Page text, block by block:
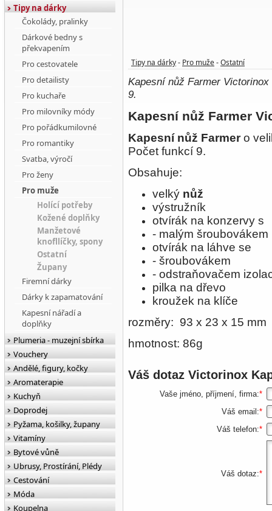
Tipy na dárky - Pro muže - Ostatní
Kapesní nůž Farmer
9.
Kapesní nůž Farmer
Kapesní nůž Farmero
Počet funkcí 9.
Obsahuje:
velký nůž
výstružník
otvírák na konzervy s
- malým šroubovákem
otvírák na láhve se
- šroubovákem
- odstraňovačem
pilka na dřevo
kroužek na klíče
rozměry: 93 x 23 x 15 mm
hmotnost: 86g
Váš dotaz Victorinox
Vaše jméno, příjmení, firma:*
Váš email:*
Váš telefon:*
Váš dotaz:*
Tipy na dárky
Čokolády, pralinky
Dárkové bedny s
překvapením
Pro cestovatele
Pro detailisty
Pro kuchaře
Pro milovníky módy
Pro pořádkumilovné
Pro romantiky
Svatba, výročí
Pro ženy
Pro muže
Holící potřeby
Kožené doplňky
Manžetové
knofllíčky, spony
Ostatní
Župany
Firemní dárky
Dárky k zapamatování
Kapesní nářadí a
doplňky
Plumeria - muzejní sbírka
Vouchery
Andělé, figury, kočky
Aromaterapie
Kuchyň
Doprodej
Pyžama, košilky, župany
Vitamíny
Bytové vůně
Ubrusy, Prostírání, Plédy
Cestování
Móda
Koupelna